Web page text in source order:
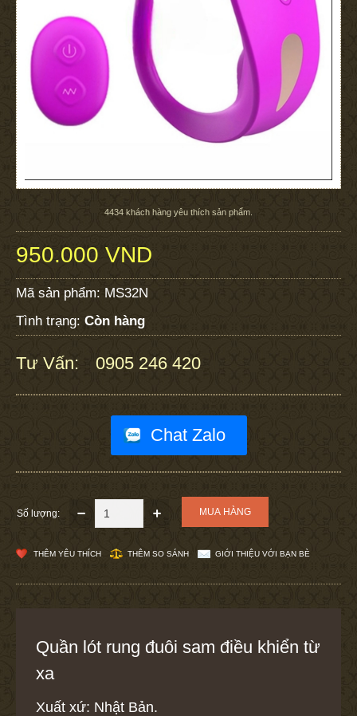
4434 khách hàng yêu thích sản phẩm.
950.000 VND
Mã sản phẩm: MS32N
Tình trạng: Còn hàng
Tư Vấn: 0905 246 420
Chat Zalo
Số lượng:
THÊM YÊU THÍCH THÊM SO SÁNH GIỚI THIỆU VỚI BẠN BÈ
Quần lót rung đuôi sam điều khiển từ
xa
Xuất xứ: Nhật Bản.